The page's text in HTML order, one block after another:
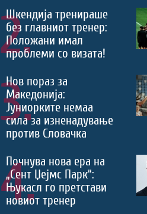
2.
Шкендија тренираше
без главниот тренер:
Положани имал
проблеми со визата!
3.
Нов пораз за
Македонија:
Јуниорките немаа
сила за изненадување
против Словачка
4.
Почнува нова ера на
„Сент Џејмс Парк“:
Њукасл го претстави
новиот тренер